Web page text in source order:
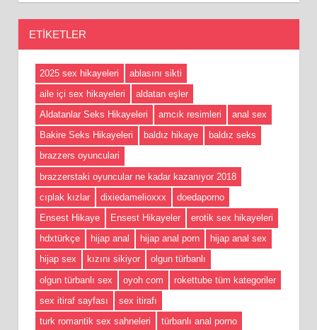
ETIKETLER
2025 sex hikayeleri
ablasını sikti
aile içi sex hikayeleri
aldatan eşler
Aldatanlar Seks Hikayeleri
amcık resimleri
anal sex
Bakire Seks Hikayeleri
baldız hikaye
baldız seks
brazzers oyunculari
brazzerstaki oyuncular ne kadar kazanıyor 2018
cıplak kızlar
dixiedamelioxxx
doedaporno
Ensest Hikaye
Ensest Hikayeler
erotik sex hikayeleri
hdxtürkçe
hijap anal hijap anal porn
hijap anal sex
hijap sex
kızını sikiyor
olgun türbanlı
olgun türbanlı sex
oyoh com
rokettube tüm kategoriler
sex itiraf sayfası
sex itirafı
turk romantik sex sahneleri
türbanlı anal porno